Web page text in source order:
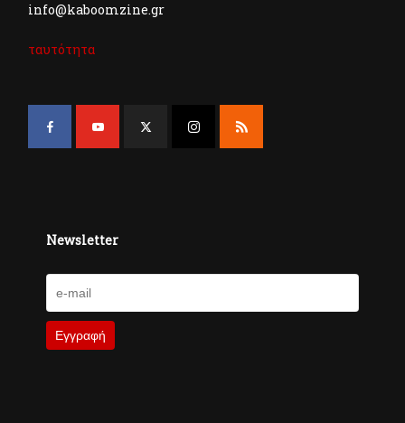
info@kaboomzine.gr
ταυτότητα
Newsletter